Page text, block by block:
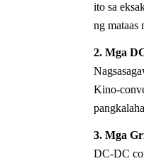
ito sa
ng mataas
2. Mga
Kino-
3. Mga
DC-DC